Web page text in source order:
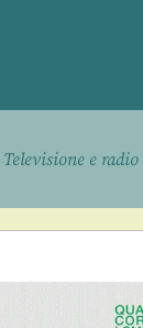
Televisione e radio